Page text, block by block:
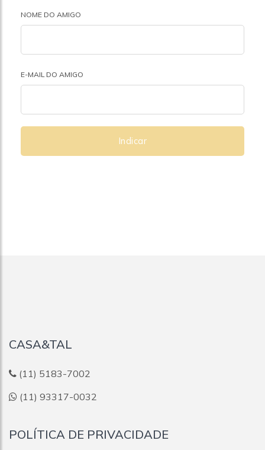
NOME DO AMIGO
E-MAIL DO AMIGO
Indicar
CASA&TAL
(11) 5183-7002
(11) 93317-0032
POLÍTICA DE PRIVACIDADE